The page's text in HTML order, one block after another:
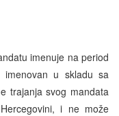
imenuje na period
u skladu sa
trajanja svog mandata
i ne može